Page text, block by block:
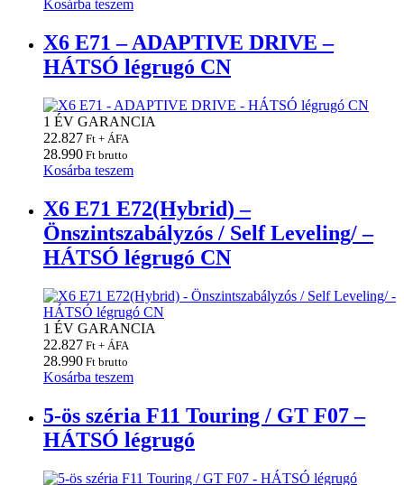
Kosárba teszem
X6 E71 – ADAPTIVE DRIVE –
HÁTSÓ légrugó CN
1 ÉV GARANCIA
22.827 Ft + ÁFA
28.990 Ft brutto
Kosárba teszem
X6 E71 E72(Hybrid) –
Önszintszabályzós / Self Leveling/ –
HÁTSÓ légrugó CN
1 ÉV GARANCIA
22.827 Ft + ÁFA
28.990 Ft brutto
Kosárba teszem
5-ös széria F11 Touring / GT F07 –
HÁTSÓ légrugó